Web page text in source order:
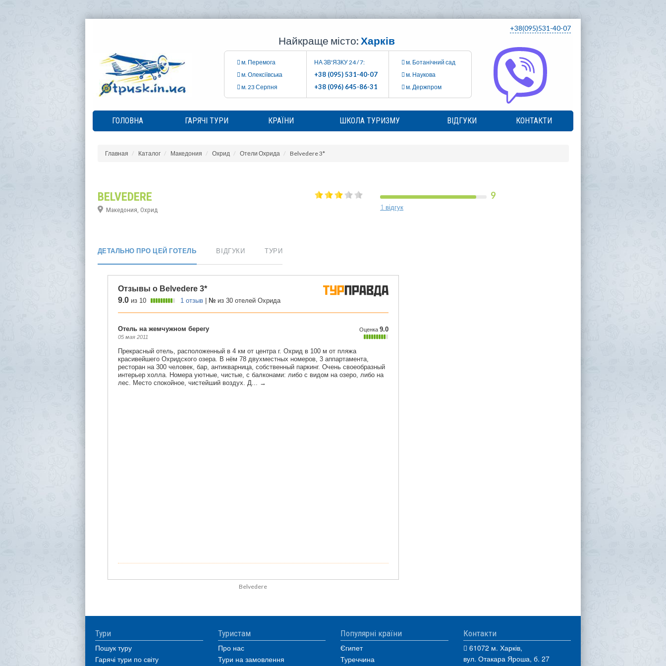
+38(095)531-40-07
Найкраще місто: Харків
м. Перемога
м. Олексіївська
м. 23 Серпня
НА ЗВ'ЯЗКУ 24 / 7:
+38 (095) 531-40-07
+38 (096) 645-86-31
м. Ботанічний сад
м. Наукова
м. Держпром
ГОЛОВНА ГАРЯЧІ ТУРИ КРАЇНИ ШКОЛА ТУРИЗМУ ВІДГУКИ КОНТАКТИ
Главная Каталог Македония Охрид Отели Охрида Belvedere 3*
BELVEDERE
Македония, Охрид
9
1 відгук
ДЕТАЛЬНО ПРО ЦЕЙ ГОТЕЛЬ ВІДГУКИ ТУРИ
Belvedere
Тури
Пошук туру
Гарячі тури по світу
Туристам
Про нас
Тури на замовлення
Популярні країни
Єгипет
Туреччина
Контакти
61072 м. Харків,
вул. Отакара Яроша, б. 27